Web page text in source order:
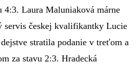
4:3. Laura Maluniaková márne
servis českej kvalifikantky Lucie
stratila podanie v treťom a
za stavu 2:3. Hradecká